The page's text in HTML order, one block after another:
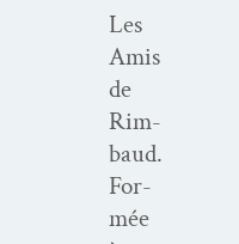
Les
Amis
de
Rim­
baud.
For­
mée